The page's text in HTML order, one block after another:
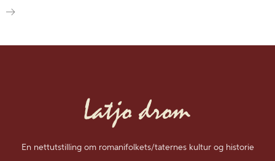
En nettutstilling om romanifolkets/taternes kultur og historie